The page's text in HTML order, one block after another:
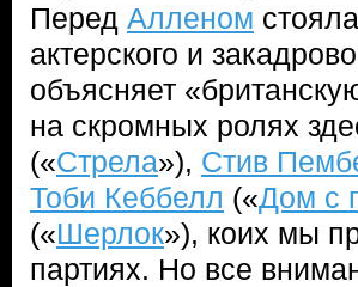
Перед Алленом
актерского и
объясняет
на скромных ролях
(«Стрела»), Стив
Тоби Кеббелл («Дом с
(«Шерлок»), коих мы
партиях. Но все